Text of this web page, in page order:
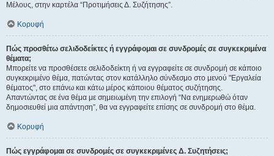
Μέλους, στην καρτέλα “Προτιμήσεις Δ. Συζήτησης”.
Κορυφή
Πώς προσθέτω σελιδοδείκτες ή εγγράφομαι σε συνδρομές σε συγκεκριμένα
θέματα;
Μπορείτε να προσθέσετε σελιδοδείκτη ή να εγγραφείτε σε συνδρομή σε κάποιο
συγκεκριμένο θέμα, πατώντας στον κατάλληλο σύνδεσμο στο μενού "Εργαλεία
θέματος", στο επάνω και κάτω μέρος κάποιου θέματος συζήτησης.
Απαντώντας σε ένα θέμα με σημειωμένη την επιλογή “Να ενημερωθώ όταν
δημοσιευθεί μια απάντηση”, θα να εγγραφείτε επίσης σε συνδρομή στο θέμα.
Κορυφή
Πώς εγγράφομαι σε συνδρομές σε συγκεκριμένες Δ. Συζητήσεις;